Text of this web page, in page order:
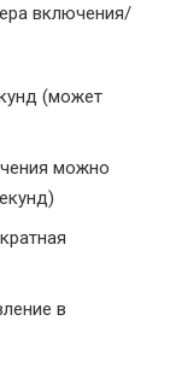
включения/
(может
можно
в